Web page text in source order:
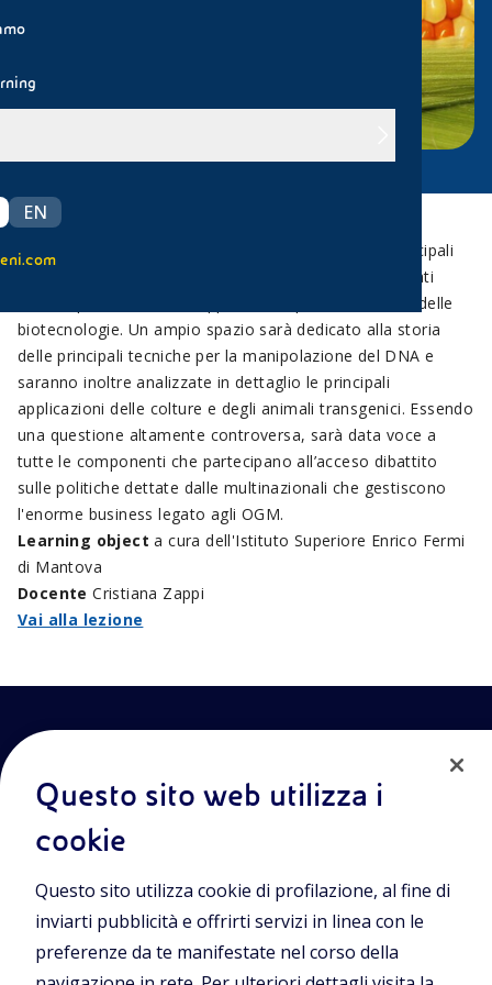
EN
eni.com
L'obiettivo di questa unità è quello di introdurre i principali
temi riguardanti gli organismi geneticamente modificati
(OGM), probabilmente l'applicazione più controversa delle
biotecnologie. Un ampio spazio sarà dedicato alla storia
delle principali tecniche per la manipolazione del DNA e
saranno inoltre analizzate in dettaglio le principali
applicazioni delle colture e degli animali transgenici. Essendo
una questione altamente controversa, sarà data voce a
tutte le componenti che partecipano all’acceso dibattito
sulle politiche dettate dalle multinazionali che gestiscono
l'enorme business legato agli OGM.
Learning object a cura dell'Istituto Superiore Enrico Fermi
di Mantova
DocenteCristiana Zappi
Vai alla lezione
Entra nel mondo Eniscuola.Scopri gli strumenti e le
metodologie innovative per la didattica e naviga tra contenuti
multimediali, lezioni digitali e approfondimenti sui grandi temi
di attualità. Eniscuola è una iniziativa di Eni.
Questo sito web utilizza i
cookie
Questo sito utilizza cookie di profilazione, al fine di
inviarti pubblicità e offrirti servizi in linea con le
preferenze da te manifestate nel corso della